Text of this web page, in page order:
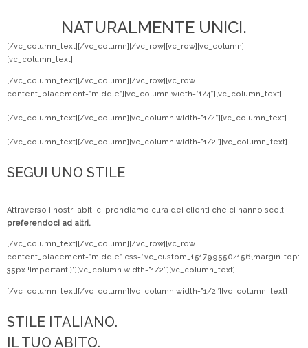
NATURALMENTE UNICI.
[/vc_column_text][/vc_column][/vc_row][vc_row][vc_column]
[vc_column_text]
[/vc_column_text][/vc_column][/vc_row][vc_row
content_placement=”middle”][vc_column width=”1/4″][vc_column_text]
[/vc_column_text][/vc_column][vc_column width=”1/4″][vc_column_text]
[/vc_column_text][/vc_column][vc_column width=”1/2″][vc_column_text]
SEGUI UNO STILE
Attraverso i nostri abiti ci prendiamo cura dei clienti che ci hanno scelti,
preferendoci ad altri.
[/vc_column_text][/vc_column][/vc_row][vc_row
content_placement=”middle” css=”.vc_custom_1517995504156{margin-top:
35px !important;}”][vc_column width=”1/2″][vc_column_text]
[/vc_column_text][/vc_column][vc_column width=”1/2″][vc_column_text]
STILE ITALIANO.
IL TUO ABITO.